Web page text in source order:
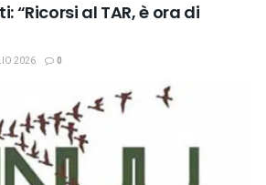
“Ricorsi al TAR, è ora di
2026 0